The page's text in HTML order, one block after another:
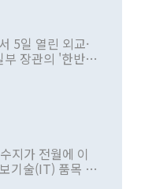
5일 열린 외교·
장관의 '한반도
진하겠다고 공
. 그동안 정 장
만 대통령과 유
례적이다. 정 장
도 높아지고 있
지가 전월에 이
기술(IT) 품목 수